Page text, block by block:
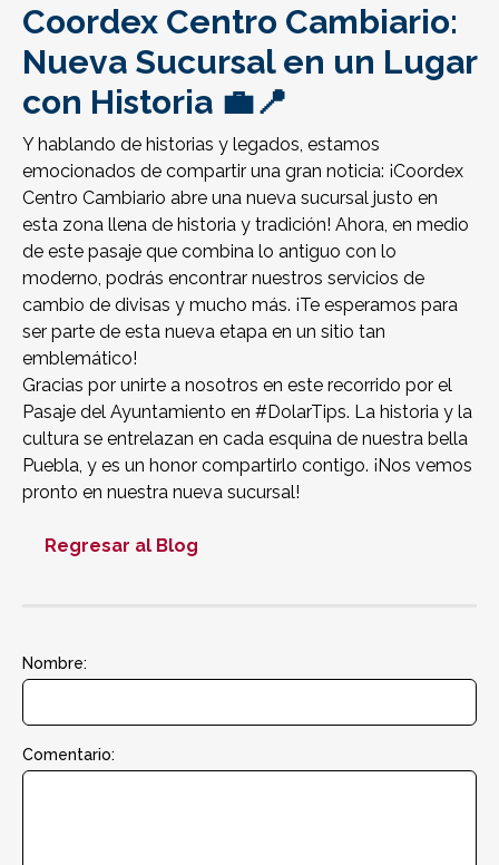
Coordex Centro Cambiario:
Nueva Sucursal en un Lugar
con Historia 💼📍
Y hablando de historias y legados, estamos
emocionados de compartir una gran noticia: ¡Coordex
Centro Cambiario abre una nueva sucursal justo en
esta zona llena de historia y tradición! Ahora, en medio
de este pasaje que combina lo antiguo con lo
moderno, podrás encontrar nuestros servicios de
cambio de divisas y mucho más. ¡Te esperamos para
ser parte de esta nueva etapa en un sitio tan
emblemático!
Gracias por unirte a nosotros en este recorrido por el
Pasaje del Ayuntamiento en #DolarTips. La historia y la
cultura se entrelazan en cada esquina de nuestra bella
Puebla, y es un honor compartirlo contigo. ¡Nos vemos
pronto en nuestra nueva sucursal!
Regresar al Blog
Nombre:
Comentario: